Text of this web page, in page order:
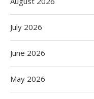
July 2026
June 2026
May 2026